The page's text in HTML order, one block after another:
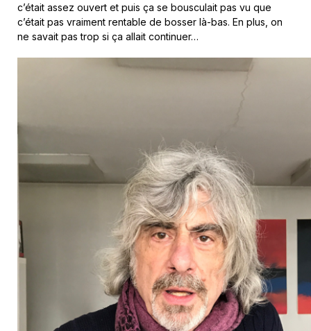
c’était assez ouvert et puis ça se bousculait pas vu que
c’était pas vraiment rentable de bosser là-bas. En plus, on
ne savait pas trop si ça allait continuer…